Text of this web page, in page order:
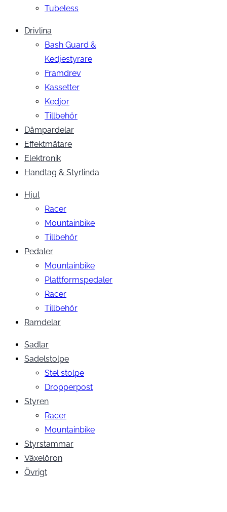
Tubeless
Drivlina
Bash Guard &
Kedjestyrare
Framdrev
Kassetter
Kedjor
Tillbehör
Dämpardelar
Effektmätare
Elektronik
Handtag & Styrlinda
Hjul
Racer
Mountainbike
Tillbehör
Pedaler
Mountainbike
Plattformspedaler
Racer
Tillbehör
Ramdelar
Sadlar
Sadelstolpe
Stel stolpe
Dropperpost
Styren
Racer
Mountainbike
Styrstammar
Växelöron
Övrigt